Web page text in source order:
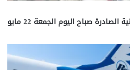
أبرز عناوين الصحف السودانية الصادرة صباح اليوم الجمعة 22 مايو